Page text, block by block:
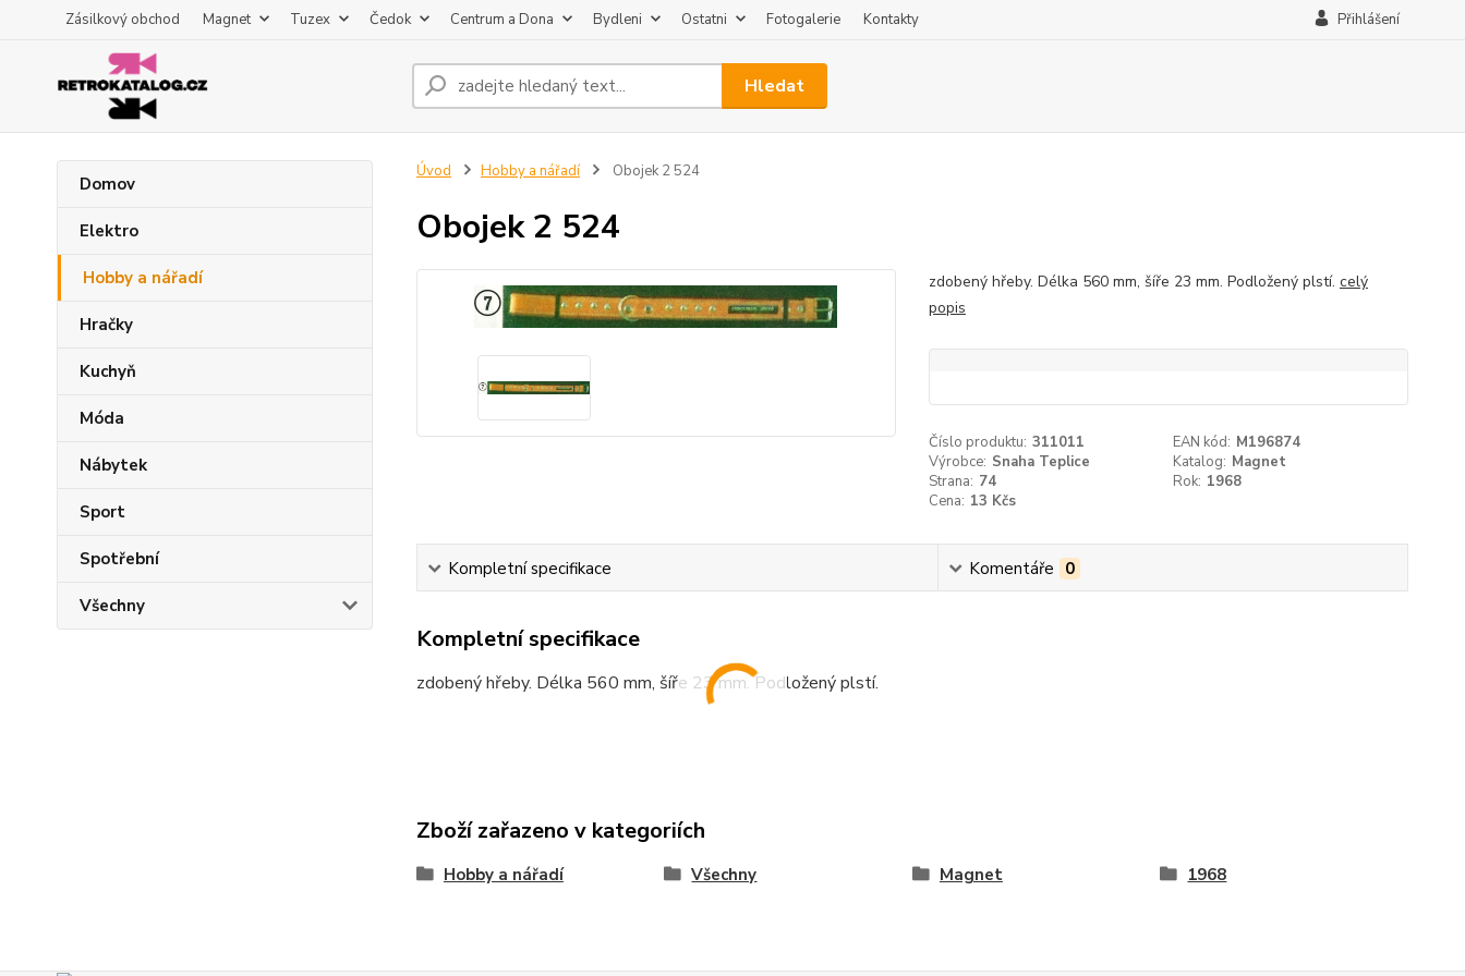
Zásilkový obchod Magnet Tuzex Čedok Centrum a Dona Bydleni Ostatni Fotogalerie Kontakty Přihlášení
Hledat
Domov
Elektro
Hobby a nářadí
Hračky
Kuchyň
Móda
Nábytek
Sport
Spotřební
Všechny
Úvod Hobby a nářadí Obojek 2 524
Obojek 2 524
zdobený hřeby. Délka 560 mm, šíře 23 mm. Podložený plstí. celý
popis
Číslo produktu: 311011 EAN kód: M196874
Výrobce: Snaha Teplice Katalog: Magnet
Strana: 74 Rok: 1968
Cena: 13 Kčs
Kompletní specifikace Komentáře 0
Kompletní specifikace
zdobený hřeby. Délka 560 mm, šíře 23 mm. Podložený plstí.
Zboží zařazeno v kategoriích
Hobby a nářadí Všechny Magnet 1968